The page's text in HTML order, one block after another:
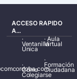
ACCESO RAPIDO
A...
·
Ventanilla
Única
·
Cómo
Colegiarse
·Aula
Virtual
·
Formación
Ciudadana